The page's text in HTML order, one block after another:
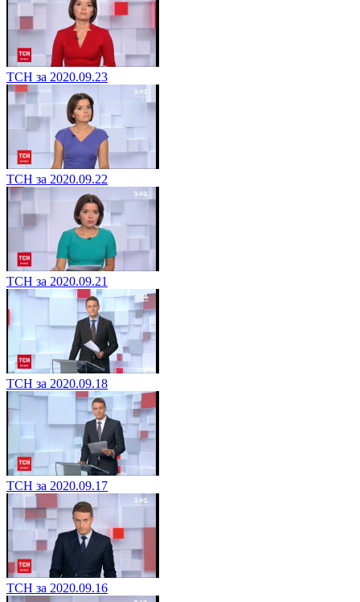
ТСН за 2020.09.23
ТСН за 2020.09.22
ТСН за 2020.09.21
ТСН за 2020.09.18
ТСН за 2020.09.17
ТСН за 2020.09.16